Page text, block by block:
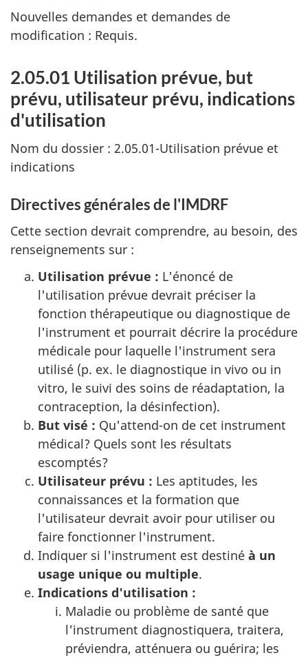
Nouvelles demandes et demandes de
modification : Requis.
2.05.01 Utilisation prévue, but
prévu, utilisateur prévu, indications
d'utilisation
Nom du dossier : 2.05.01-Utilisation prévue et
indications
Directives générales de l'IMDRF
Cette section devrait comprendre, au besoin, des
renseignements sur :
Utilisation prévue : L'énoncé de
l'utilisation prévue devrait préciser la
fonction thérapeutique ou diagnostique de
l'instrument et pourrait décrire la procédure
médicale pour laquelle l'instrument sera
utilisé (p. ex. le diagnostique in vivo ou in
vitro, le suivi des soins de réadaptation, la
contraception, la désinfection).
But visé : Qu'attend-on de cet instrument
médical? Quels sont les résultats
escomptés?
Utilisateur prévu : Les aptitudes, les
connaissances et la formation que
l'utilisateur devrait avoir pour utiliser ou
faire fonctionner l'instrument.
Indiquer si l'instrument est destiné à un
usage unique ou multiple.
Indications d'utilisation :
Maladie ou problème de santé que
l'instrument diagnostiquera, traitera,
préviendra, atténuera ou guérira; les